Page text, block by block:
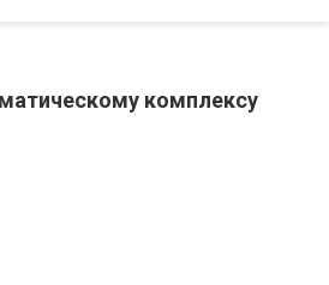
комплексу